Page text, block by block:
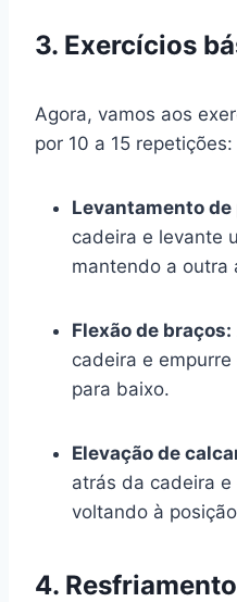
3. Exercícios
Agora, vamos aos
por 10 a 15 repetições:
Levantamento de
cadeira e levante
mantendo a outra
Flexão de braços:
cadeira e
para baixo.
Elevação de
atrás da cadeira
voltando à
4. Resfriamento